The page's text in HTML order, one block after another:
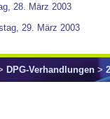
28. März 2003
29. März 2003
DPG-Verhandlungen >